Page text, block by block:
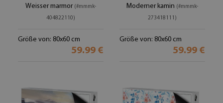
Weisser marmor (#mmmk-
404822110)
Größe von: 80x60 cm
59.99 €
Moderner kamin (#mmmk-
273418111)
Größe von: 80x60 cm
59.99 €